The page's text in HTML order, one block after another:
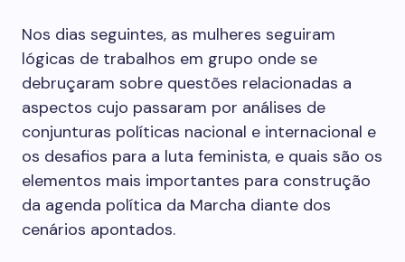
Nos dias seguintes, as mulheres seguiram
lógicas de trabalhos em grupo onde se
debruçaram sobre questões relacionadas a
aspectos cujo passaram por análises de
conjunturas políticas nacional e internacional e
os desafios para a luta feminista, e quais são os
elementos mais importantes para construção
da agenda política da Marcha diante dos
cenários apontados.